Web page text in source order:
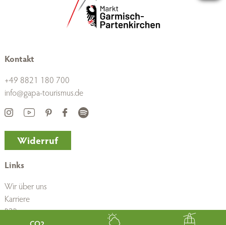
Kontakt
+49 8821 180 700
info@gapa-tourismus.de
Widerruf
Links
Wir über uns
Karriere
B2B